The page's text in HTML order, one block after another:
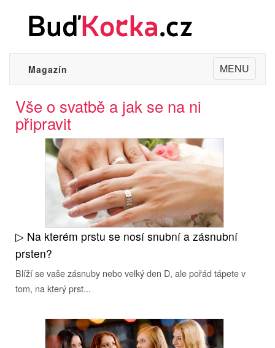
Toggle
navigation
MENU
Magazín
Vše o svatbě a jak se na ni
připravit
▷ Na kterém prstu se nosí snubní a zásnubní
prsten?
Blíží se vaše zásnuby nebo velký den D, ale pořád tápete v
tom, na který prst...